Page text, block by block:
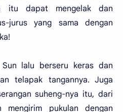
itu dapat mengelak dan
jurus yang sama dengan
Sun lalu berseru keras dan
telapak tangannya. Juga
suheng-nya itu, dari
mengirim pukulan dengan